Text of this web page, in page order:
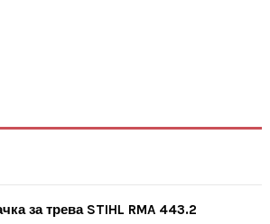
за трева STIHL RMA 443.2